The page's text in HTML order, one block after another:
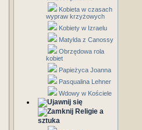
Kobieta w czasach
wypraw krzyżowych
Kobiety w Izraelu
Matylda z Canossy
Obrzędowa rola
kobiet
Papieżyca Joanna
Pasqualina Lehner
Wdowy w Kościele
Religie a
sztuka